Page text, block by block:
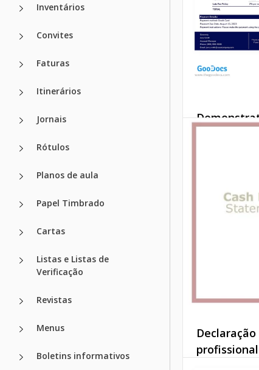
Inventários
Convites
Faturas
Itinerários
Jornais
Rótulos
Planos de aula
Papel Timbrado
Cartas
Listas e Listas de
Verificação
Revistas
Menus
Boletins informativos
emissão de
pagamentos e
Declaração